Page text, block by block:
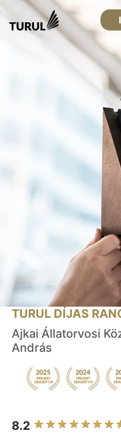
TURUL DÍJAS
Ajkai Állatorvosi
András
8.2